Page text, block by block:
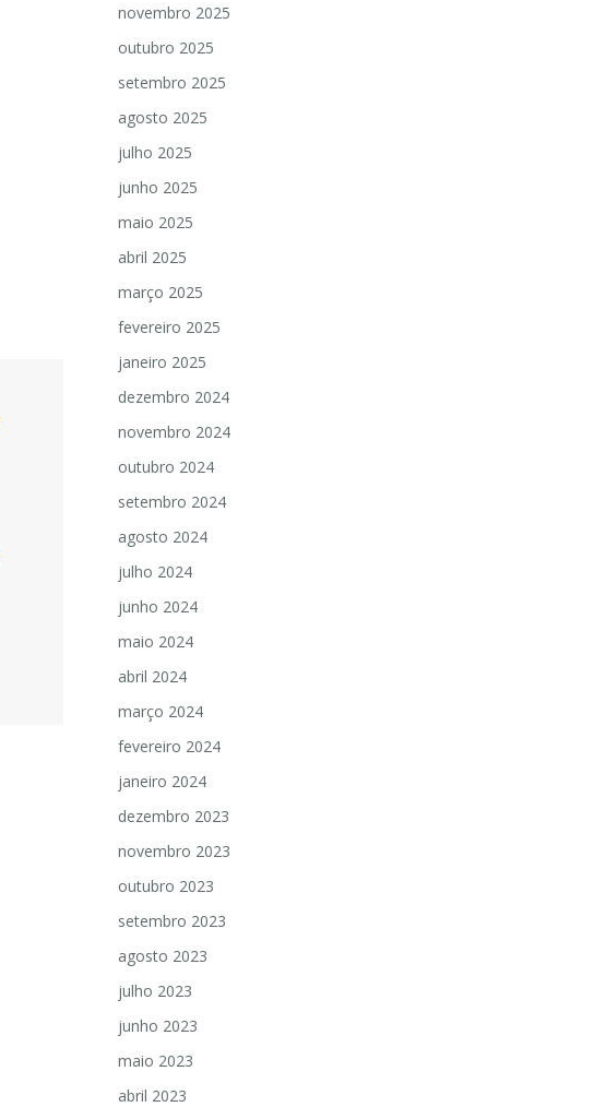
novembro 2025
outubro 2025
setembro 2025
agosto 2025
julho 2025
junho 2025
maio 2025
abril 2025
março 2025
fevereiro 2025
janeiro 2025
dezembro 2024
novembro 2024
outubro 2024
setembro 2024
agosto 2024
julho 2024
junho 2024
maio 2024
abril 2024
março 2024
fevereiro 2024
janeiro 2024
dezembro 2023
novembro 2023
outubro 2023
setembro 2023
agosto 2023
julho 2023
junho 2023
maio 2023
abril 2023